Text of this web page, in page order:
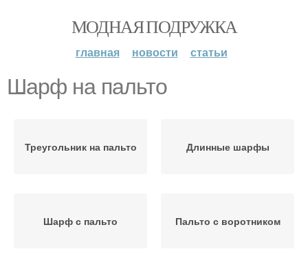
МОДНАЯ ПОДРУЖКА
главная новости статьи
Шарф на пальто
Треугольник на пальто Длинные шарфы
Шарф с пальто Пальто с воротником